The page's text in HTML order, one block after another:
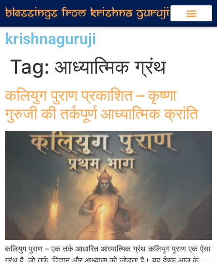
krishnaguruji
Tag: आध्यात्मिक ग्रंथ
कलियुग पुराण प्रकाशित – कृष्णा
गुरुजी की तर्कपूर्ण आध्यात्मिक क्रांति
कलियुग पुराण – एक तर्क आधारित आध्यात्मिक ग्रंथ कलियुग पुराण एक ऐसा
ग्रंथ है, जो तर्क, विज्ञान और आध्यात्म को जोड़ता है। यह ईबुक आज के